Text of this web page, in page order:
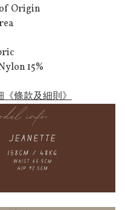
Origin
15%
《條款及細則》